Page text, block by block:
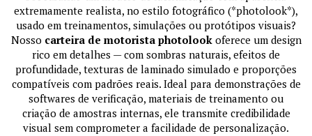
extremamente realista, no estilo fotográfico (*photolook*),
usado em treinamentos, simulações ou protótipos visuais?
Nosso carteira de motorista photolookoferece um design
rico em detalhes — com sombras naturais, efeitos de
profundidade, texturas de laminado simulado e proporções
compatíveis com padrões reais. Ideal para demonstrações de
softwares de verificação, materiais de treinamento ou
criação de amostras internas, ele transmite credibilidade
visual sem comprometer a facilidade de personalização.